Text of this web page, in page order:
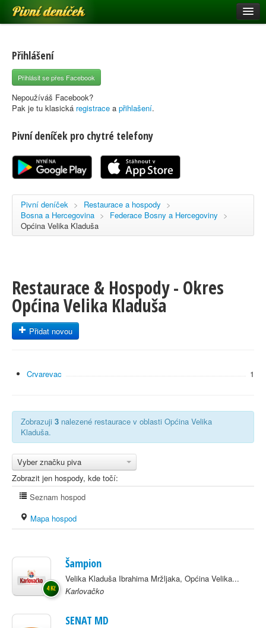
Pivní deníček
Pivní mapa
Pivní značky
Nápověda
Registrace
Přihlášení
Přihlásit se přes Facebook
Nepoužíváš Facebook?
Pak je tu klasická registrace a přihlašení.
Pivní deníček pro chytré telefony
Pivní deníček > Restaurace a hospody >
Bosna a Hercegovina > Federace Bosny a Hercegoviny >
Općina Velika Kladuša
Restaurace & Hospody - Okres
Općina Velika Kladuša
Přidat novou
Crvarevac 1
Zobrazuji 3 nalezené restaurace v oblasti Općina Velika
Kladuša.
Vyber značku piva
Zobrazit jen hospody, kde točí:
Seznam hospod
Mapa hospod
Šampion
Velika Kladuša Ibrahima Mržljaka, Općina Velika...
Karlovačko
4 Kč
SENAT MD